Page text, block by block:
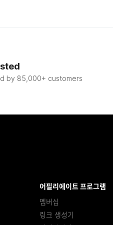
by 85,000+ customers
어필리에이트 프로그램
멤버십
링크 생성기